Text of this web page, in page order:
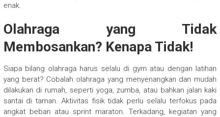
enak.
Olahraga yang Tidak
Membosankan? Kenapa Tidak!
Siapa bilang olahraga harus selalu di gym atau dengan latihan
yang berat? Cobalah olahraga yang menyenangkan dan mudah
dilakukan di rumah, seperti yoga, zumba, atau bahkan jalan kaki
santai di taman. Aktivitas fisik tidak perlu selalu terfokus pada
angkat beban atau sprint maraton. Terkadang, kegiatan yang